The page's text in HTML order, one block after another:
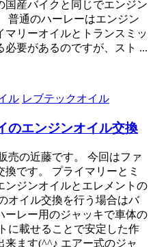
産バイクと同じでエンジン
普通のハーレーはエンジン
リーオイルとトランスミッ
要があるのですが、スト ...
ル レブテックオイル
のエンジンオイル交換
売の近藤です。 今回はファ
です。 プライマリーとミ
ンジンオイルとエレメントの
オイル交換を行う場合はバ
ーレー用のジャッキで車体の
に載せることで安定した作
ます(^^♪ エアー式のジャ